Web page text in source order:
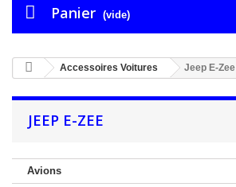
Panier (vide)
Accessoires Voitures Jeep E-Zee
JEEP E-ZEE
Avions